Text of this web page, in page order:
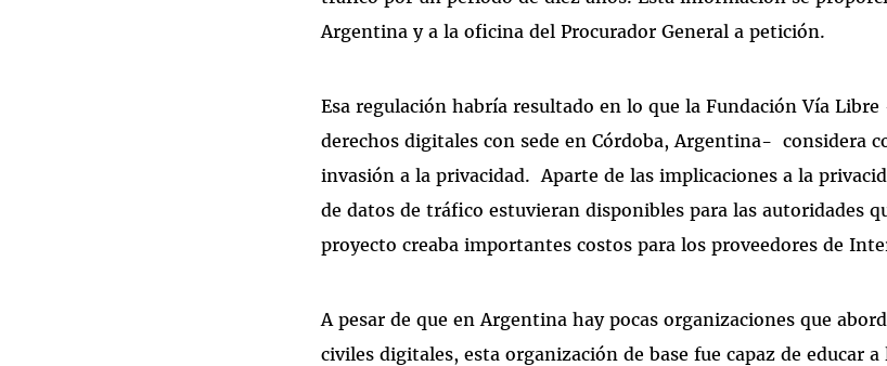
Argentina y a la oficina del Procurador General a petición.
Esa regulación habría resultado en lo que la Fundación Vía
derechos digitales con sede en Córdoba, Argentina- considera
invasión a la privacidad. Aparte de las implicaciones a la
de datos de tráfico estuvieran disponibles para las autoridades
proyecto creaba importantes costos para los proveedores de
A pesar de que en Argentina hay pocas organizaciones que
civiles digitales, esta organización de base fue capaz de educar